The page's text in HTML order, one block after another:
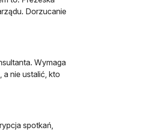
Dorzucanie
Wymaga
nie ustalić, kto
spotkań,